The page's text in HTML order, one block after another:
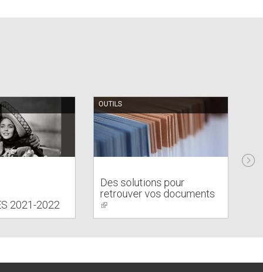
2021-2022
OUTILS
Des solutions pour
retrouver vos documents
(link
is